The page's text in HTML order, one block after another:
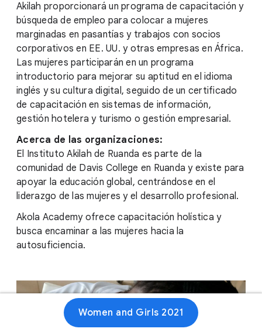
Akilah proporcionará un programa de capacitación y
búsqueda de empleo para colocar a mujeres
marginadas en pasantías y trabajos con socios
corporativos en EE. UU. y otras empresas en África.
Las mujeres participarán en un programa
introductorio para mejorar su aptitud en el idioma
inglés y su cultura digital, seguido de un certificado
de capacitación en sistemas de información,
gestión hotelera y turismo o gestión empresarial.
Acerca de las organizaciones:
El Instituto Akilah de Ruanda es parte de la
comunidad de Davis College en Ruanda y existe para
apoyar la educación global, centrándose en el
liderazgo de las mujeres y el desarrollo profesional.
Akola Academy ofrece capacitación holística y
busca encaminar a las mujeres hacia la
autosuficiencia.
Women and Girls 2021